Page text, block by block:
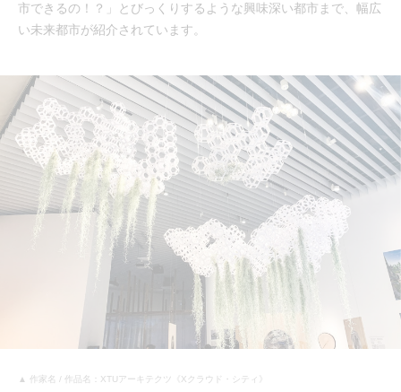
市できるの！？」とびっくりするような興味深い都市まで、幅広
い未来都市が紹介されています。
▲ 作家名 / 作品名：XTUアーキテクツ《Xクラウド・シティ》